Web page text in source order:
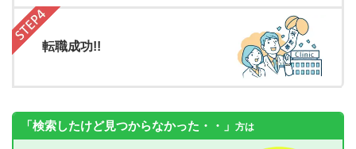
転職成功!!
「検索したけど見つからなかった・・」 方は